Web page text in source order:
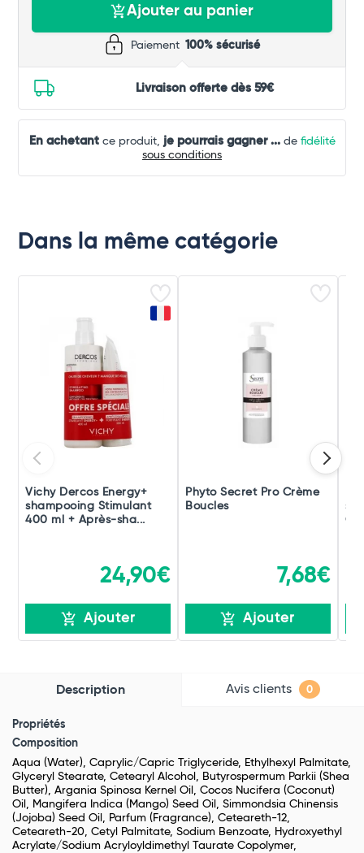
Ajouter au panier
Paiement 100% sécurisé
Livraison offerte dès 59€
En achetantce produit, je pourrais gagner ...de fidélité
sous conditions
Dans la même catégorie
Vichy Dercos Energy+
shampooing Stimulant
400 ml + Après-sha...
24,90€
Ajouter
Phyto Secret Pro Crème
Boucles
7,68€
Ajouter
Description Avis clients 0
Propriétés
Composition
Aqua (Water), Caprylic/Capric Triglyceride, Ethylhexyl Palmitate,
Glyceryl Stearate, Cetearyl Alcohol, Butyrospermum Parkii (Shea
Butter), Argania Spinosa Kernel Oil, Cocos Nucifera (Coconut)
Oil, Mangifera Indica (Mango) Seed Oil, Simmondsia Chinensis
(Jojoba) Seed Oil, Parfum (Fragrance), Ceteareth-12,
Ceteareth-20, Cetyl Palmitate, Sodium Benzoate, Hydroxyethyl
Acrylate/Sodium Acryloyldimethyl Taurate Copolymer,